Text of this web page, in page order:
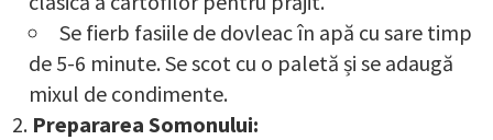
Se fierb fasiile de dovleac în apă cu sare timp
de 5-6 minute. Se scot cu o paletă și se adaugă
mixul de condimente.
Prepararea Somonului: